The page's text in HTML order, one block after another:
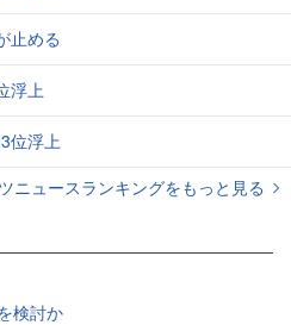
止める
浮上
位浮上
ニュースランキングをもっと見る
検討か